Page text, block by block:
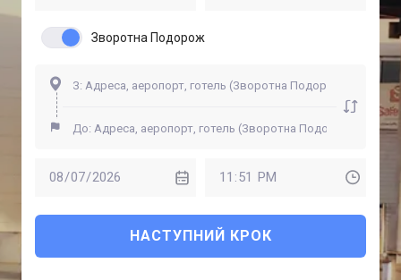
Зворотна Подорож
НАСТУПНИЙ КРОК